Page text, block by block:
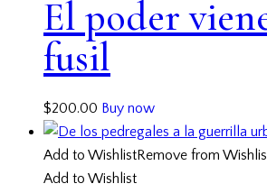
El poder
fusil
$200.00 Buy now
Add to WishlistRemove from
Add to Wishlist